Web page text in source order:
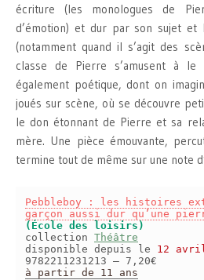
écriture (les monologues de
d’émotion) et dur par son sujet
(notamment quand il s’agit des
classe de Pierre s’amusent à le
également poétique, dont on
joués sur scène, où se découvre
le don étonnant de Pierre et sa
mère. Une pièce émouvante,
termine tout de même sur une note
Pebbleboy : les histoires
garçon aussi dur qu’une
(École des loisirs)
collection Théâtre
disponible depuis le 12
9782211231213 – 7,20€
à partir de 11 ans